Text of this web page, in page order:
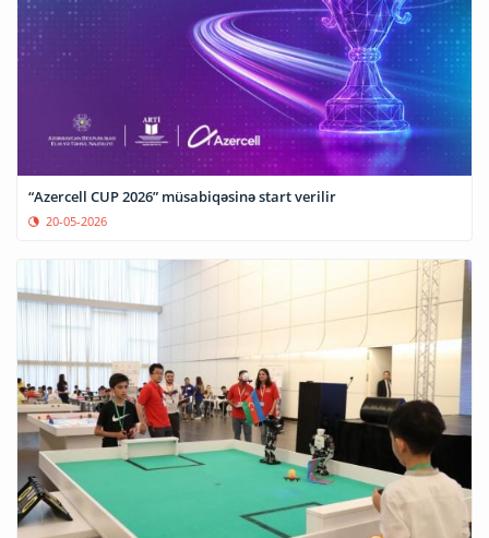
“Azercell CUP 2026” müsabiqəsinə start verilir
20-05-2026